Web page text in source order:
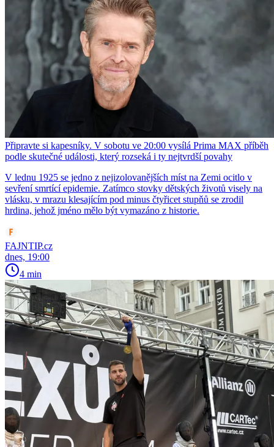
Připravte si kapesníky. V sobotu ve 20:00 vysílá Prima MAX příběh
podle skutečné události, který rozseká i ty nejtvrdší povahy
V lednu 1925 se jedno z nejizolovanějších míst na Zemi ocitlo v
sevření smrtící epidemie. Zatímco stovky dětských životů visely na
vlásku, v mrazu klesajícím pod minus čtyřicet stupňů se zrodil
hrdina, jehož jméno mělo být vymazáno z historie.
FAJNTIP.cz
dnes, 19:00
4 min